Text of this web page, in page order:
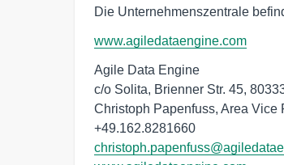
Die Unternehmenszentrale
www.agiledataengine.com
Agile Data Engine
c/o Solita, Brienner Str. 45,
Christoph Papenfuss, Area Vice